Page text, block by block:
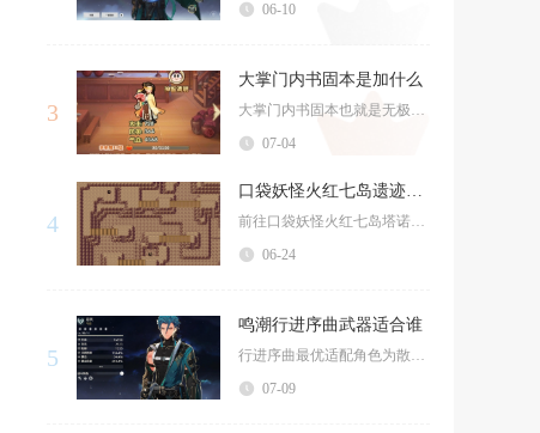
06-10
3
大掌门内书固本是加什么
大掌门内书固本也就是无极功固本诀，核心加成是弟子防御属性，高阶孤本还会额外提升血量上限，是...
07-04
4
口袋妖怪火红七岛遗迹怎么走
前往口袋妖怪火红七岛塔诺比遗迹需要先解锁七岛航线，从枯叶市码头搭乘海海鸥轮渡抵达七之岛城镇...
06-24
5
鸣潮行进序曲武器适合谁
行进序曲最优适配角色为散华，其次可作为秧秧、气动漂泊者的过渡充能迅刀，纯站场主输出迅刀角色...
07-09